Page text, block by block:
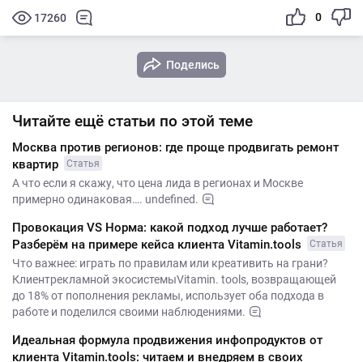
17260 0
Поделись
Читайте ещё статьи по этой теме
Москва против регионов: где проще продвигать ремонт
квартир
Статья
А что если я скажу, что цена лида в регионах и Москве
примерно одинаковая…. undefined.
Провокация VS Норма: какой подход лучше работает?
Разберём на примере кейса клиента Vitamin.tools
Статья
Что важнее: играть по правилам или креативить на грани?
Клиентрекламной экосистемыVitamin. tools, возвращающей
до 18% от пополнения рекламы, использует оба подхода в
работе и поделился своими наблюдениями.
Идеальная формула продвижения инфопродуктов от
клиента Vitamin.tools: читаем и внедряем в своих